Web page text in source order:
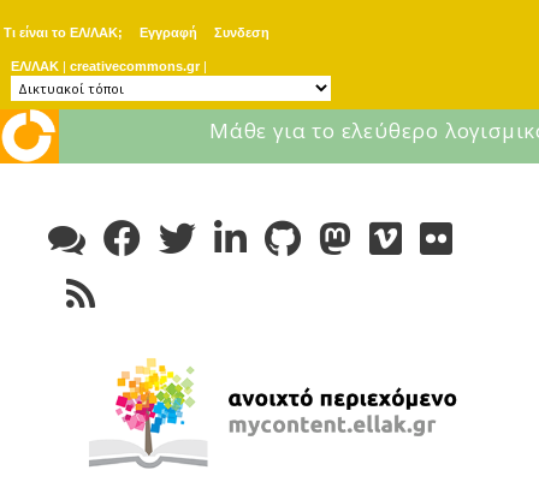
Τι είναι το ΕΛ/ΛΑΚ; Εγγραφή Συνδεση
ΕΛ/ΛΑΚ | creativecommons.gr |
Μάθε για το ελεύθερο
content